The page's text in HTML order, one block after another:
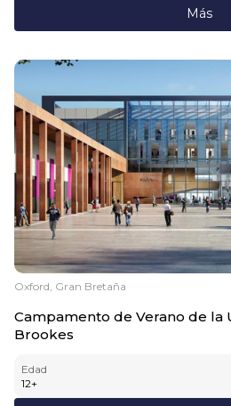
Más
Oxford, Gran Bretaña
Campamento de Verano de la
Brookes
Edad
12+